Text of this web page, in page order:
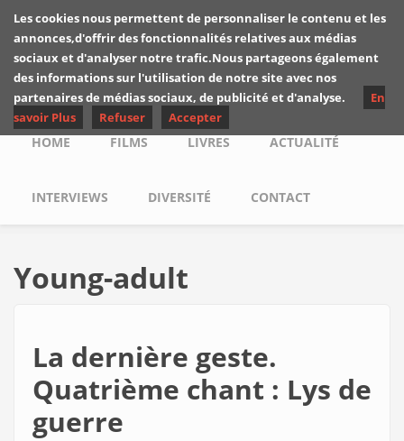
Skip to main content
Les critiques de
Yuyine
Main menu
HOME FILMS LIVRES ACTUALITÉ
INTERVIEWS DIVERSITÉ CONTACT
Young-adult
La dernière geste.
Quatrième chant : Lys de
guerre
Les cookies nous permettent de personnaliser le contenu et les
annonces,d'offrir des fonctionnalités relatives aux médias
sociaux et d'analyser notre trafic.Nous partageons également
des informations sur l'utilisation de notre site avec nos
partenaires de médias sociaux, de publicité et d'analyse.
En
savoir Plus
Refuser Accepter